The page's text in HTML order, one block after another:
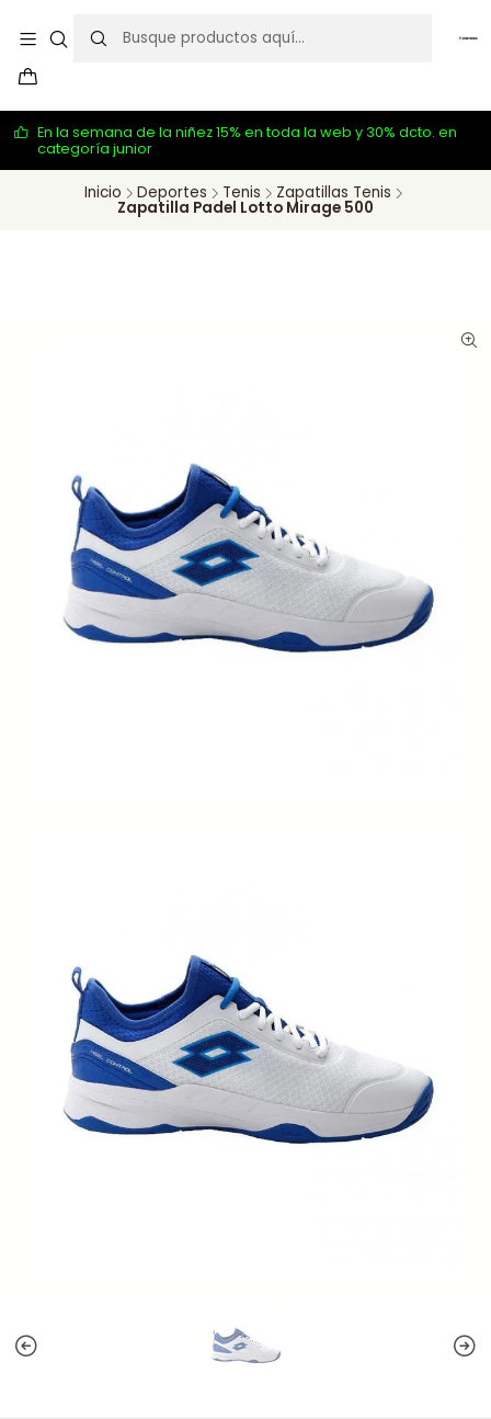
En la semana de la niñez 15% en toda la web y 30% dcto. en
categoría junior
Inicio Deportes Tenis Zapatillas Tenis
Zapatilla Padel Lotto Mirage 500